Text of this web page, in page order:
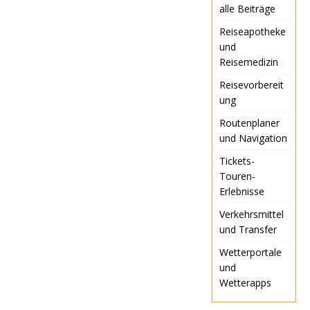
alle Beiträge
Reiseapotheke
und
Reisemedizin
Reisevorbereit
ung
Routenplaner
und Navigation
Tickets-
Touren-
Erlebnisse
Verkehrsmittel
und Transfer
Wetterportale
und
Wetterapps